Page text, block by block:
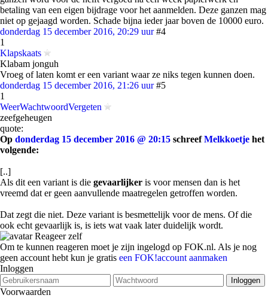
betaling van een eigen bijdrage voor het aanmelden. Deze ganzen mag
niet op gejaagd worden. Schade bijna ieder jaar boven de 10000 euro.
donderdag 15 december 2016, 20:29 uur #4
1
Klapskaats
Klabam jonguh
Vroeg of laten komt er een variant waar ze niks tegen kunnen doen.
donderdag 15 december 2016, 21:26 uur #5
1
WeerWachtwoordVergeten
zeefgeheugen
quote:
Op donderdag 15 december 2016 @ 20:15 schreefMelkkoetje het
volgende:
[..]
Als dit een variant is die gevaarlijker is voor mensen dan is het
vreemd dat er geen aanvullende maatregelen getroffen worden.
Dat zegt die niet. Deze variant is besmettelijk voor de mens. Of die
ook echt gevaarlijk is, is iets wat vaak later duidelijk wordt.
Reageer zelf
Om te kunnen reageren moet je zijn ingelogd op FOK.nl. Als je nog
geen account hebt kun je gratis een FOK!account aanmaken
Inloggen
Voorwaarden